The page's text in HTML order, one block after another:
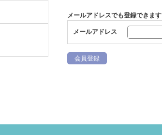
メールアドレスでも登録できます
メールアドレス
会員登録